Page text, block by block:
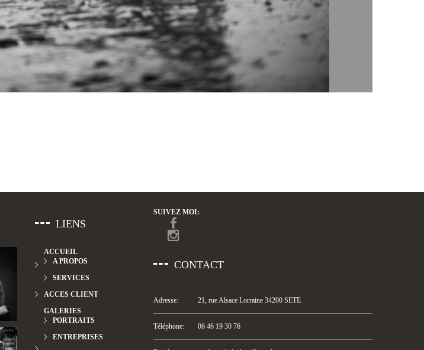
LIENS
ACCUEIL
A PROPOS
SERVICES
ACCES CLIENT
GALERIES
PORTRAITS
ENTREPRISES
SUIVEZ MOI:
CONTACT
Adresse: 21, rue Alsace Lorraine 34200 SETE
Téléphone: 06 46 19 30 76